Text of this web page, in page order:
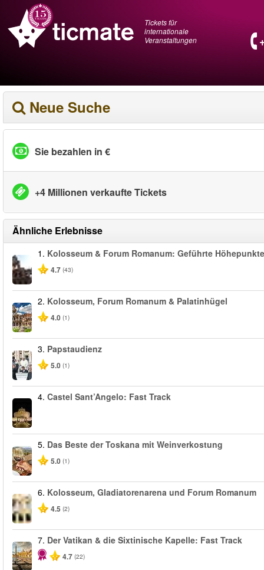
Tickets für
internationale
Veranstaltungen
Neue Suche
Sie bezahlen in €
+4 Millionen verkaufte Tickets
Ähnliche Erlebnisse
1. Kolosseum & Forum Romanum: Geführte Höhepunkte
4.7 (43)
2. Kolosseum, Forum Romanum & Palatinhügel
4.0 (1)
3. Papstaudienz
5.0 (1)
4. Castel Sant’Angelo: Fast Track
5. Das Beste der Toskana mit Weinverkostung
5.0 (1)
6. Kolosseum, Gladiatorenarena und Forum Romanum
4.5 (2)
7. Der Vatikan & die Sixtinische Kapelle: Fast Track
4.7 (22)